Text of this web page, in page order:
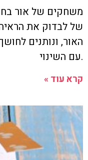
משחקים של אור
של לבדוק את
האור, ונותנים
.עם השינוי
קרא עוד »